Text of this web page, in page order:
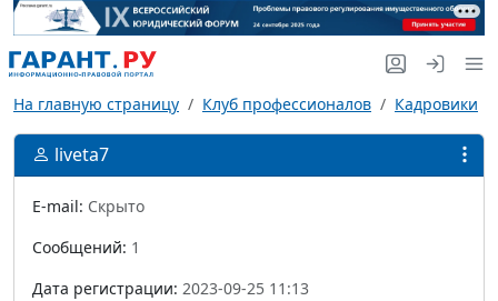
На главную страницу Клуб профессионалов Кадровики
liveta7
E-mail: Скрыто
Сообщений: 1
Дата регистрации: 2023-09-25 11:13